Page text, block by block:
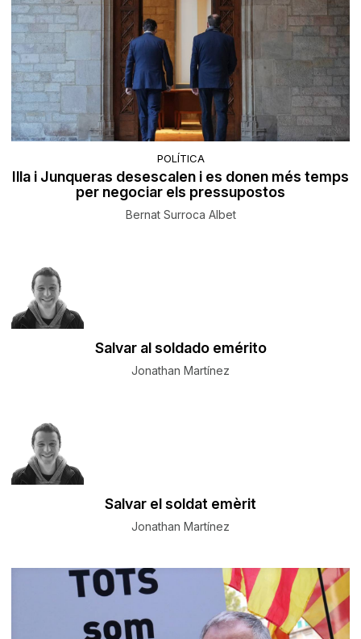
POLÍTICA
Illa i Junqueras desescalen i es donen més temps
per negociar els pressupostos
Bernat Surroca Albet
Salvar al soldado emérito
Jonathan Martínez
Salvar el soldat emèrit
Jonathan Martínez